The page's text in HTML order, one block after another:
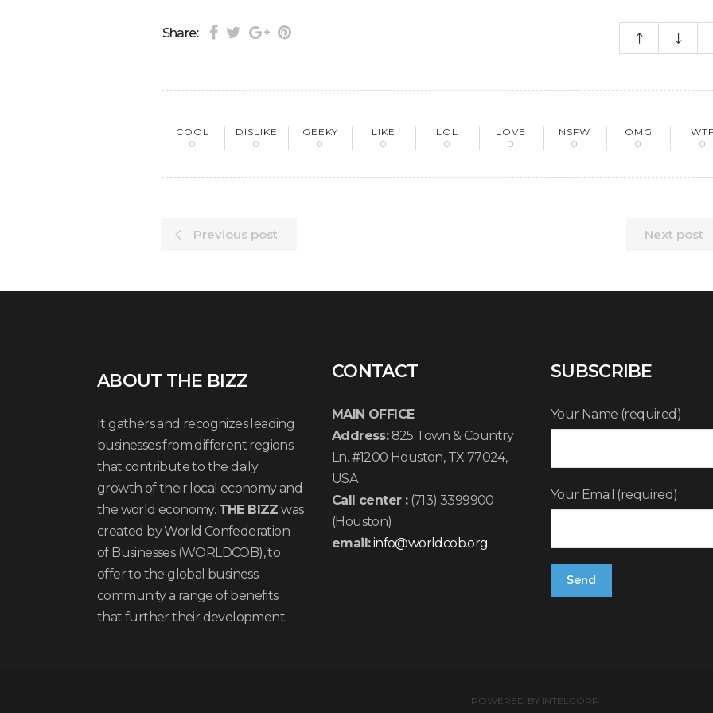
Share:
COOL
0
DISLIKE
0
GEEKY
0
LIKE
0
LOL
0
LOVE
0
NSFW
0
OMG
0
0
Previous post Next post
ABOUT THE BIZZ
It gathers and recognizes leading
businesses from different regions
that contribute to the daily
growth of their local economy and
the world economy. THE BIZZ was
created by World Confederation
of Businesses (WORLDCOB), to
offer to the global business
community a range of benefits
that further their development.
CONTACT
MAIN OFFICE
Address:825 Town & Country
Ln. #1200 Houston, TX 77024,
USA
Call center :(713) 3399900
(Houston)
email:info@worldcob.org
SUBSCRIBE
Your Name (required)
Your Email (required)
POWERED BY INTELCORP